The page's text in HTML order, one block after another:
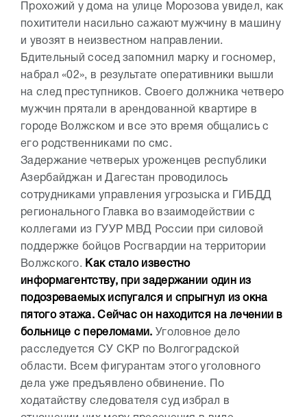
Прохожий у дома на улице Морозова увидел, как
похитители насильно сажают мужчину в машину
и увозят в неизвестном направлении.
Бдительный сосед запомнил марку и госномер,
набрал «02», в результате оперативники вышли
на след преступников. Своего должника четверо
мужчин прятали в арендованной квартире в
городе Волжском и все это время общались с
его родственниками по смс.
Задержание четверых уроженцев республики
Азербайджан и Дагестан проводилось
сотрудниками управления угрозыска и ГИБДД
регионального Главка во взаимодействии с
коллегами из ГУУР МВД России при силовой
поддержке бойцов Росгвардии на территории
Волжского. Как стало известно
информагентству, при задержании один из
подозреваемых испугался и спрыгнул из окна
пятого этажа. Сейчас он находится на лечении в
больнице с переломами. Уголовное дело
расследуется СУ СКР по Волгоградской
области. Всем фигурантам этого уголовного
дела уже предъявлено обвинение. По
ходатайству следователя суд избрал в